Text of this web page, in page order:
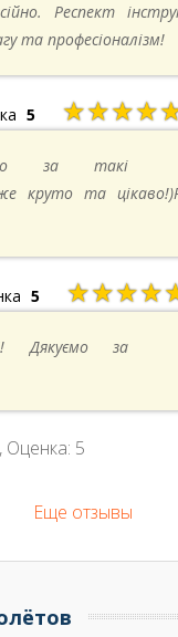
Респект
та професіоналізм!
5
за такі
круто та
5
Дякуємо за
Оценка: 5
Еще отзывы